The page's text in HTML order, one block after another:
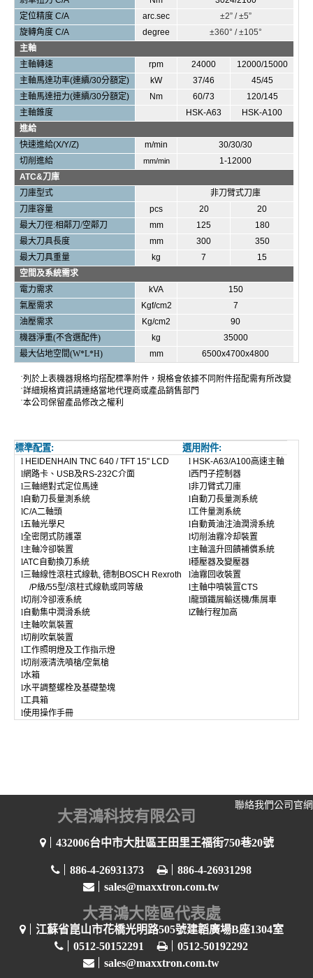
定位精度 C/A arc.sec
±2” / ±5”
旋轉角度 C/A degree
±360° / ±105°
主軸
主軸轉速
rpm 24000
12000/15000
主軸馬達功率(連續/30分額定) kW 37/46
45/45
主軸馬達扭力(連續/30分額定) Nm 60/73
120/145
主軸錐度
HSK-A63
HSK-A100
進給
快速進給(X/Y/Z) m/min
30/30/30
切削進給
mm/min
1-12000
ATC&刀庫
刀庫型式
非刀臂式刀庫
刀庫容量
pcs 20
20
最大刀徑:相鄰刀/空鄰刀 mm 125
180
最大刀具長度
mm 300
350
最大刀具重量
kg 7
15
空間及系統需求
電力需求 kVA
150
氣壓需求
Kgf/cm2
7
油壓需求
Kg/cm2
90
機器淨重(不含選配件) kg
35000
最大佔地空間(W*L*H) mm 6500x4700x4800
˙列於上表機器規格均搭配標準附件，規格會依據不同附件搭配需有所改變
˙詳細規格資訊請連絡當地代理商或產品銷售部門
˙本公司保留產品修改之權利
標準配置: 選用附件:
l HEIDENHAIN TNC 640 / TFT 15" LCD
l網路卡、 USB及 RS-232C介面
l三軸絕對式定位馬達
l自動刀長量測系統
lC/A二軸頭
l五軸光學尺
l全密閉式防護罩
l主軸冷卻裝置
lATC 自動換刀系統
l三軸線性滾柱式線軌,德制 BOSCH Rexroth
/P級/55型/滾柱式線軌或同等級
l切削冷卻液系統
l自動集中潤滑系統
l主軸吹氣裝置
l切削吹氣裝置
l工作照明燈及工作指示燈
l切削液清洗噴槍/空氣槍
l水箱
l水平調整螺栓及基礎墊塊
l工具箱
l使用操作手冊
l HSK-A63/A100高速主軸
l西門子控制器
l非刀臂式刀庫
l自動刀長量測系統
l工件量測系統
l自動黃油注油潤滑系統
l切削油霧冷却裝置
l主軸溫升回饋補償系統
l穩壓器及變壓器
l油霧回收裝置
l主軸中噴裝罝CTS
l龍頭鐵屑輸送機/集屑車
lZ軸行程加高
公司官網
聯絡我們
大君鴻科技有限公司
432006台中市大肚區王田里王福街750巷20號
886-4-26931373
886-4-26931298
sales@maxxtron.com.tw
大君鴻大陸區代表處
江蘇省崑山市花橋光明路505號建韜廣場B座1304室
0512-50152291
0512-50192292
sales@maxxtron.com.tw